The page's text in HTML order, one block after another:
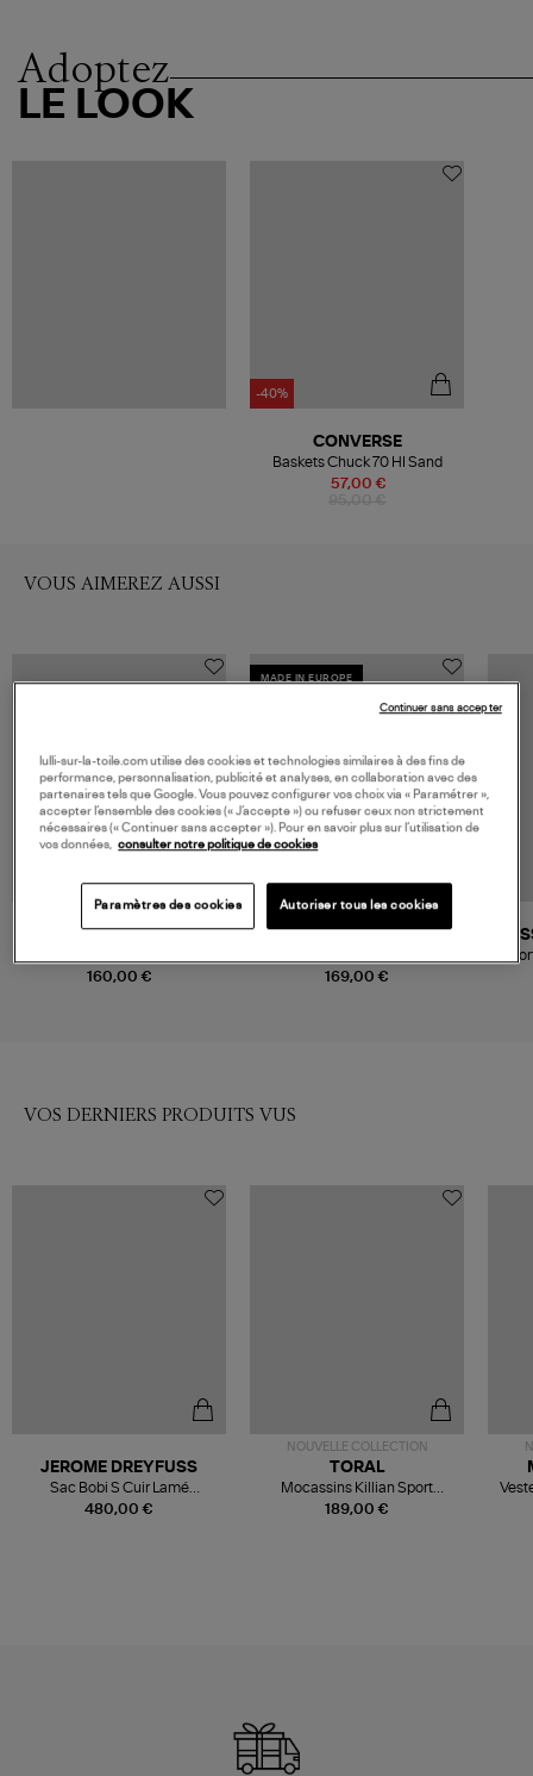
Adoptez
LE LOOK
-40%
57,00 €
CONVERSE
Baskets Chuck 70 HI Sand
VOUS AIMEREZ AUSSI
160,00 €
MADE IN EUROPE
169,00 €
VOS DERNIERS PRODUITS VUS
480,00 €
JEROME DREYFUSS
Sac Bobi S Cuir Lamé
Champagne
NOUVELLE COLLECTION
189,00 €
TORAL
Mocassins Killian Sport
Mousse
lulli-sur-la-toile.com utilise des cookies et technologies similaires à des fins de
performance, personnalisation, publicité et analyses, en collaboration avec des
partenaires tels que Google. Vous pouvez configurer vos choix via « Paramétrer »,
accepter l’ensemble des cookies (« J’accepte ») ou refuser ceux non strictement
nécessaires (« Continuer sans accepter »). Pour en savoir plus sur l’utilisation de
vos données, consulter notre politique de cookies
Paramètres des cookies Autoriser tous les cookies
Continuer sans accepter